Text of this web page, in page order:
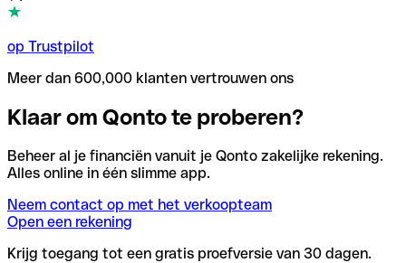
op Trustpilot
Meer dan 600,000 klanten vertrouwen ons
Klaar om Qonto te proberen?
Beheer al je financiën vanuit je Qonto zakelijke rekening.
Alles online in één slimme app.
Neem contact op met het verkoopteam
Open een rekening
Krijg toegang tot een gratis proefversie van 30 dagen.